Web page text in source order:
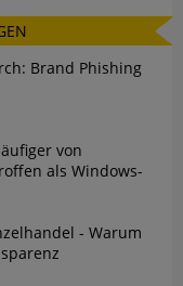
Brand Phishing
von
als Windows-
- Warum